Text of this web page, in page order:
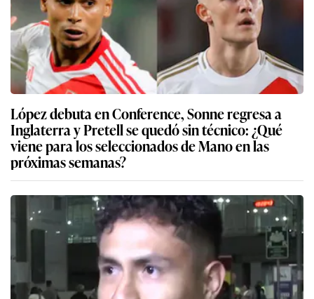
López debuta en Conference, Sonne regresa a
Inglaterra y Pretell se quedó sin técnico: ¿Qué
viene para los seleccionados de Mano en las
próximas semanas?